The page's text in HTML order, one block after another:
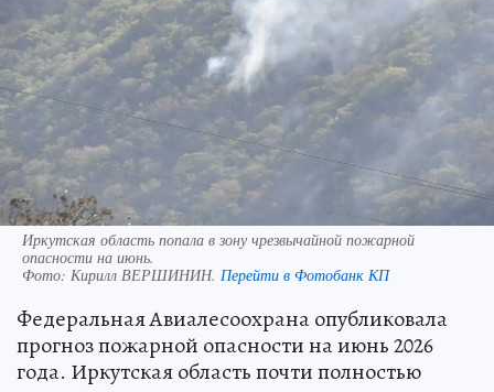
Иркутская область попала в зону чрезвычайной пожарной
опасности на июнь.
Фото: Кирилл ВЕРШИНИН. Перейти в Фотобанк КП
Федеральная Авиалесоохрана опубликовала
прогноз пожарной опасности на июнь 2026
года. Иркутская область почти полностью